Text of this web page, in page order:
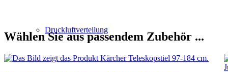
Druckluftverteilung
Wählen Sie aus passendem Zubehör ...